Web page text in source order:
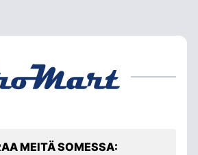
MEITÄ SOMESSA: